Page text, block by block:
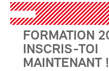
FORMATION
INSCRIS-TOI
MAINTENANT !